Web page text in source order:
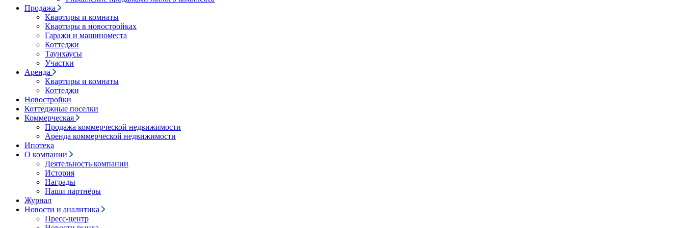
Продажа
Квартиры и комнаты
Квартиры в новостройках
Гаражи и машиноместа
Коттеджи
Таунхаусы
Участки
Аренда
Квартиры и комнаты
Коттеджи
Новостройки
Коттеджные поселки
Коммерческая
Продажа коммерческой недвижимости
Аренда коммерческой недвижимости
Ипотека
О компании
Деятельность компании
История
Награды
Наши партнёры
Журнал
Новости и аналитика
Пресс-центр